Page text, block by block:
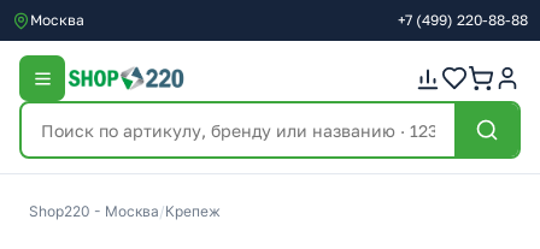
Москва +7 (499) 220-88-88
Shop220 - Москва/Крепеж